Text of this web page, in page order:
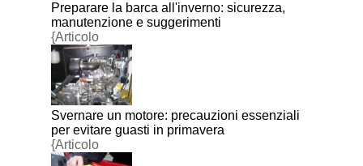
Preparare la barca all'inverno: sicurezza,
manutenzione e suggerimenti
{Articolo
Svernare un motore: precauzioni essenziali
per evitare guasti in primavera
{Articolo